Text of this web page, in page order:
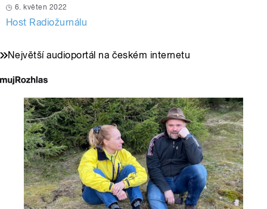
6. květen 2022
Host Radiožurnálu
Největší audioportál na českém internetu